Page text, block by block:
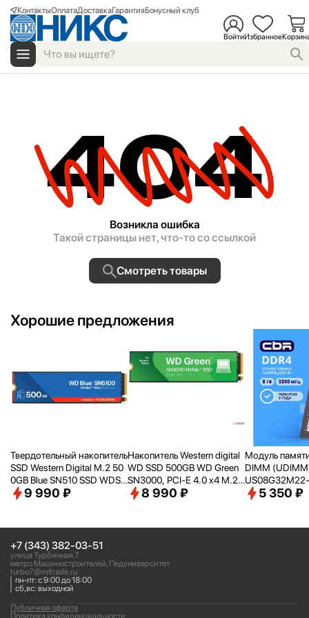
КонтактыОплатаДоставкаГарантияБонусный клуб
ВойтиИзбранное
404
Возникла ошибка
Такой страницы нет, что-то со ссылкой
Смотреть товары
Хорошие предложения
Твердотельный накопитель
SSD Western Digital M.2 50
0GB Blue SN510 SSD WDS5
00G5B0E PCIe NVMe 4.0 x
9 990 ₽
Накопитель Western digital
WD SSD 500GB WD Green
SN3000, PCI-E 4.0 x4 M.2
2280, [R/W - 5000/
8 990 ₽
Модуль
DIMM
00, 3200MHz,
5 350 ₽
+7 (343) 382-03-51
улица Турбинная 7
метро Машиностроителей, Педуниверситет
turbo7@mltrade.ru
пн-пт: с 9:00 до 18:00
сб,вс: выходной
Политика конфиденциальности
Публичная оферта